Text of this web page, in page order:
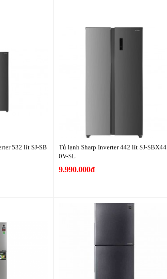
532 lít SJ-SB
Tủ lạnh Sharp Inverter 442 lít SJ-SBX44
0V-SL
9.990.000đ